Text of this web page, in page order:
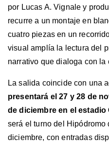
por Lucas A. Vignale y
recurre a un montaje en
cuatro piezas en un
visual amplía la lectura del
narrativo que dialoga con la
La salida coincide con una
presentará el 27 y 28 de
de diciembre en el estadio
será el turno del Hipódromo
diciembre, con entradas